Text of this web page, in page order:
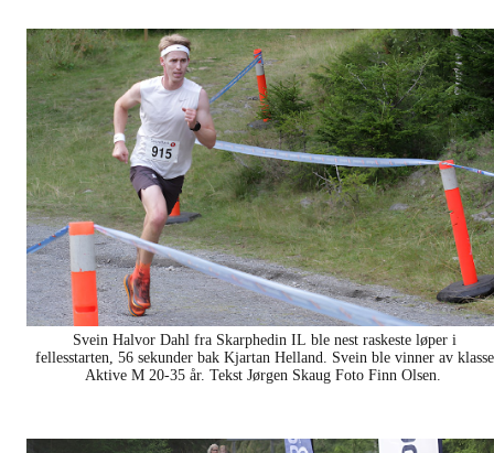
Svein Halvor Dahl fra Skarphedin IL ble nest raskeste løper i
fellesstarten, 56 sekunder bak Kjartan Helland. Svein ble vinner av klasse
Aktive M 20-35 år. Tekst Jørgen Skaug Foto Finn Olsen.